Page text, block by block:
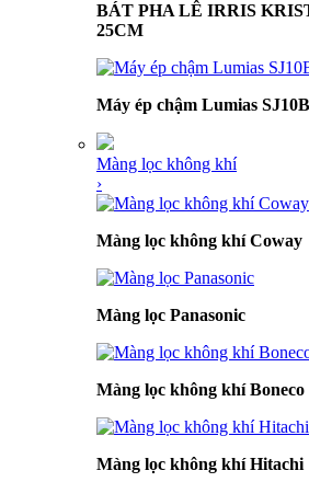
BÁT PHA LÊ IRRIS
25CM
Máy ép chậm Lumias
Màng lọc không khí
›
Màng lọc không khí Coway
Màng lọc Panasonic
Màng lọc không khí Boneco
Màng lọc không khí Hitachi